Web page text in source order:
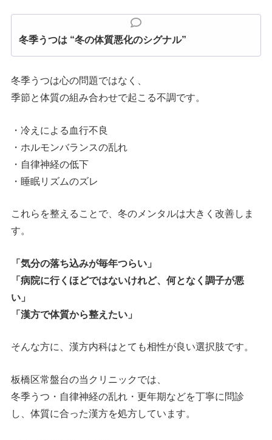
冬季うつは “冬の体質悪化のシグナル”
冬季うつは心の問題ではなく、
季節と体質の組み合わせで起こる不調です。
・冷えによる血行不良
・ホルモンバランスの乱れ
・自律神経の低下
・睡眠リズムのズレ
これらを整えることで、冬のメンタルは大きく改善しま
す。
「気分の落ち込みが毎年つらい」
「病院に行くほどではないけれど、何となく調子が悪
い」
「漢方で体質から整えたい」
そんな方に、漢方内科はとても相性が良い選択肢です。
板橋区常盤台の当クリニックでは、
冬季うつ・自律神経の乱れ・更年期などを丁寧に問診
し、体質に合った漢方を処方しています。